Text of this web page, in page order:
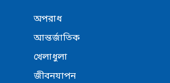
অপরাধ
আন্তর্জাতিক
খেলাধুলা
জীবনযাপন